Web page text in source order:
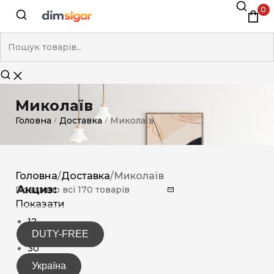
0
Миколаїв
Головна / Доставка / Миколаїв
Акциз:
DUTY-FREE
Україна
Головна/Доставка/Миколаїв
Показано всі 170 товарів
Показати
12
15
30